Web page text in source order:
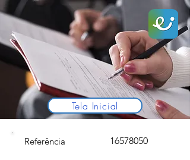
Tela Inicial
Referência 16578050